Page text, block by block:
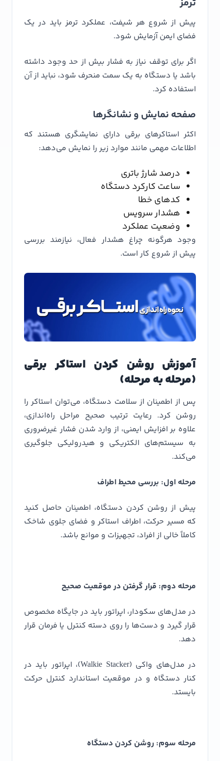
ترمز
پیش از شروع هر شیفت، عملکرد ترمز باید در یک
فضای ایمن آزمایش شود.
اگر برای توقف نیاز به فشار بیش از حد وجود داشته
باشد یا دستگاه به یک سمت منحرف شود، نباید از آن
استفاده کرد.
صفحه نمایش و نشانگرها
اکثر استاکرهای برقی دارای نمایشگری هستند که
اطلاعات مهمی مانند موارد زیر را نمایش می‌دهد:
درصد شارژ باتری
ساعت کارکرد دستگاه
کدهای خطا
هشدار سرویس
وضعیت عملکرد
وجود هرگونه چراغ هشدار فعال، نیازمند بررسی
پیش از شروع کار است.
آموزش روشن کردن استاکر برقی
(مرحله به مرحله)
پس از اطمینان از سلامت دستگاه، می‌توان استاکر را
روشن کرد. رعایت ترتیب صحیح مراحل راه‌اندازی،
علاوه بر افزایش ایمنی، از وارد شدن فشار غیرضروری
به سیستم‌های الکتریکی و هیدرولیکی جلوگیری
می‌کند.
مرحله اول: بررسی محیط اطراف
پیش از روشن کردن دستگاه، اطمینان حاصل کنید
که مسیر حرکت، اطراف استاکر و فضای جلوی شاخک
کاملاً خالی از افراد، تجهیزات و موانع باشد.
مرحله دوم: قرار گرفتن در موقعیت صحیح
در مدل‌های سکودار، اپراتور باید در جایگاه مخصوص
قرار گیرد و دست‌ها را روی دسته کنترل یا فرمان قرار
دهد.
در مدل‌های واکی (Walkie Stacker)، اپراتور باید در
کنار دستگاه و در موقعیت استاندارد کنترل حرکت
بایستد.
مرحله سوم: روشن کردن دستگاه